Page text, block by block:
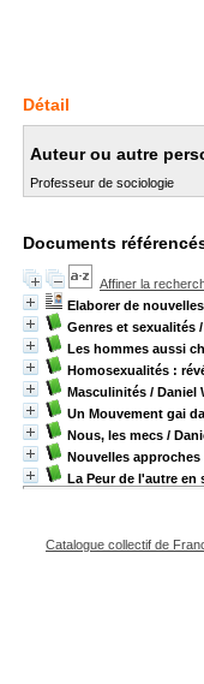
Détail
Auteur ou autre
Professeur de sociologie
Documents
Affiner la
Elaborer de
Genres et sexualités
Les hommes aussi
Homosexualités :
Masculinités / Daniel
Un Mouvement gai
Nous, les mecs /
Nouvelles
La Peur de l'autre en
Catalogue collectif de